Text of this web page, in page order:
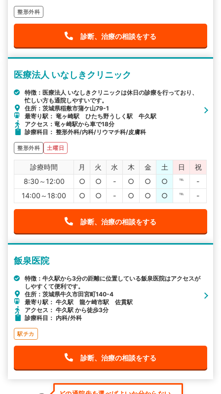
整形外科
診断、治療の相談をする
医療法人 いなしきクリニック
特徴：医療法人 いなしきクリニックは休日の診療を行っており、
忙しい方も通院しやすいです。
住所：茨城県稲敷市蒲ケ山79-1
最寄り駅： 竜ヶ崎駅 ひたち野うしく駅 牛久駅
アクセス：竜ヶ崎駅から車で18分
診療科目： 整形外科/内科/リウマチ科/皮膚科
整形外科 土曜日
診療時間 月 火 水 木 金 土 日
祝
8:30～12:00
○ ○ - ○ ○ ○ ℡
-
14:00～18:00
○ ○ - ○ ○ ○ ℡ -
診断、治療の相談をする
飯泉医院
特徴：牛久駅から3分の距離に位置している飯泉医院はアクセスが
しやすくて便利です。
住所：茨城県牛久市田宮町140-4
最寄り駅： 牛久駅 龍ケ崎市駅 佐貫駅
アクセス： 牛久駅 から徒歩3分
診療科目： 内科/外科
駅チカ
診断、治療の相談をする